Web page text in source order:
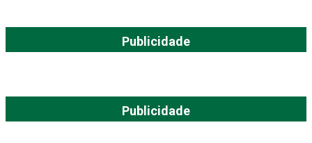
Publicidade
Publicidade